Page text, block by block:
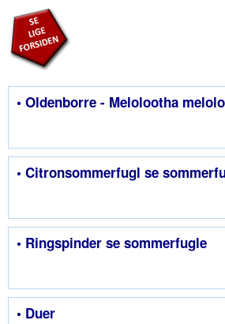
• Oldenborre - Melolootha
• Citronsommerfugl se
• Ringspinder se sommerfugle
• Duer